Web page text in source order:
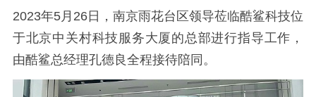
2023年5月 26日，南京雨花台区领导莅临酷鲨科技位
于北京中关村科技服务大厦的总部进行指导工作，
由酷鲨总经理孔德良全程接待陪同。